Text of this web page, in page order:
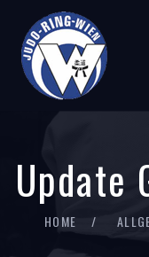
Update
HOME